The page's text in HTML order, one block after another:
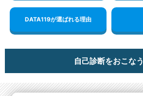
DATA119が選ばれる理由
自己診断をおこなう